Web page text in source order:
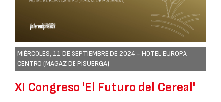
MIÉRCOLES, 11 DE SEPTIEMBRE DE 2024 - HOTEL EUROPA
CENTRO (MAGAZ DE PISUERGA)
XI Congreso 'El Futuro del Cereal'